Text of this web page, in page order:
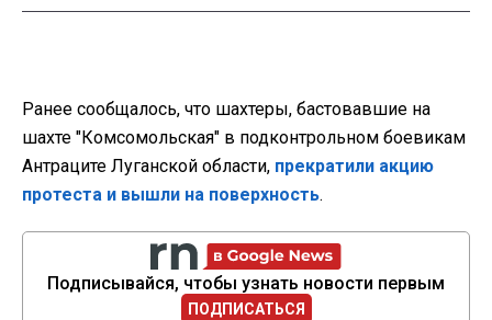
Ранее сообщалось, что шахтеры, баcтовавшие на
шахте "Комсомольская" в подконтрольном боевикам
Антраците Луганской области, прекратили акцию
протеста и вышли на поверхность.
Подписывайся, чтобы узнать новости первым
ПОДПИСАТЬСЯ